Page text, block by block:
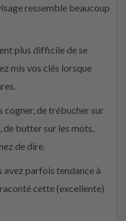
ressemble beaucoup
plus difficile de se
mis vos clés lorsque
cogner, de trébucher sur
de butter sur les mots,
de dire.
parfois tendance à
cette (excellente)